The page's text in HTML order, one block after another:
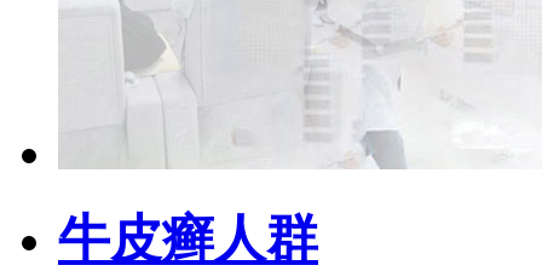
牛皮癣人群